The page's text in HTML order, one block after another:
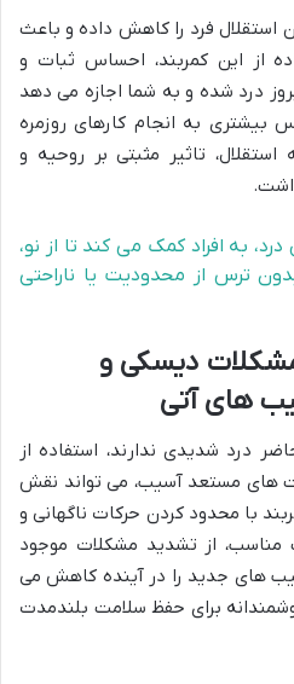
استقلال فرد را کاهش داده و باعث
از این کمربند، احساس ثبات و
درد شده و به شما اجازه می دهد
بیشتری به انجام کارهای روزمره
تاثیر مثبتی بر روحیه و
به افراد کمک می کند تا از نو،
ترس از محدودیت یا ناراحتی
دیسکی و
های آتی
درد شدیدی ندارند، استفاده از
های مستعد آسیب، می تواند نقش
با محدود کردن حرکات ناگهانی و
از تشدید مشکلات موجود
های جدید را در آینده کاهش می
برای حفظ سلامت بلندمدت